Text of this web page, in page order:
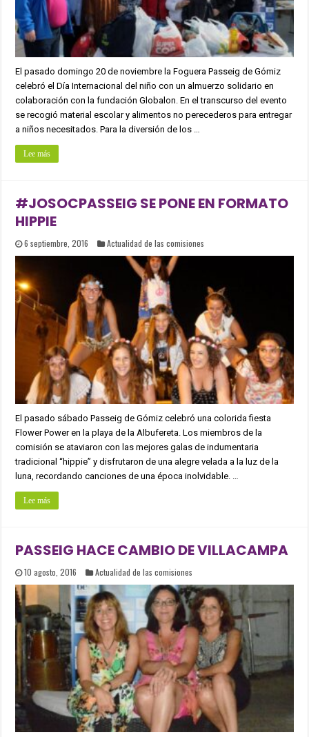
El pasado domingo 20 de noviembre la Foguera Passeig de Gómiz
celebró el Día Internacional del niño con un almuerzo solidario en
colaboración con la fundación Globalon. En el transcurso del evento
se recogió material escolar y alimentos no perecederos para entregar
a niños necesitados. Para la diversión de los …
Lee más
#JOSOCPASSEIG SE PONE EN FORMATO
HIPPIE
6 septiembre, 2016 Actualidad de las comisiones
El pasado sábado Passeig de Gómiz celebró una colorida fiesta
Flower Power en la playa de la Albufereta. Los miembros de la
comisión se ataviaron con las mejores galas de indumentaria
tradicional “hippie” y disfrutaron de una alegre velada a la luz de la
luna, recordando canciones de una época inolvidable. …
Lee más
PASSEIG HACE CAMBIO DE VILLACAMPA
10 agosto, 2016 Actualidad de las comisiones